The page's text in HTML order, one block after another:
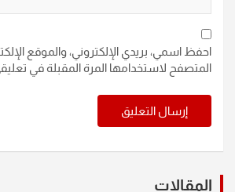
احفظ اسمي، بريدي الإلكتروني، والموقع
المتصفح لاستخدامها المرة المقبلة في
المقالات